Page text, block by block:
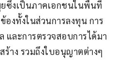
ยซึ่งเป็นภาคเอกชนในพื้นที่
องทั้งในส่วนการลงทุน การ
ละการตรวจสอบการได้มา
าง รวมถึงใบอนุญาตต่างๆ